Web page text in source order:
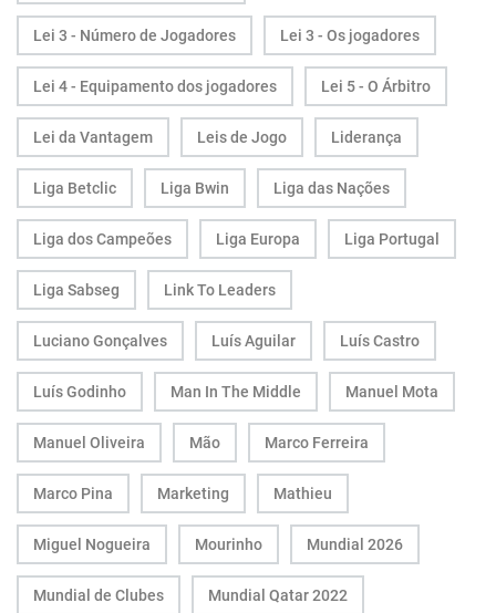
Lei 3 - Número de Jogadores Lei 3 - Os jogadores
Lei 4 - Equipamento dos jogadores Lei 5 - O Árbitro
Lei da Vantagem Leis de Jogo Liderança
Liga Betclic Liga Bwin Liga das Nações
Liga dos Campeões Liga Europa Liga Portugal
Liga Sabseg Link To Leaders
Luciano Gonçalves Luís Aguilar Luís Castro
Luís Godinho Man In The Middle Manuel Mota
Manuel Oliveira Mão Marco Ferreira
Marco Pina Marketing Mathieu
Miguel Nogueira Mourinho Mundial 2026
Mundial de Clubes Mundial Qatar 2022